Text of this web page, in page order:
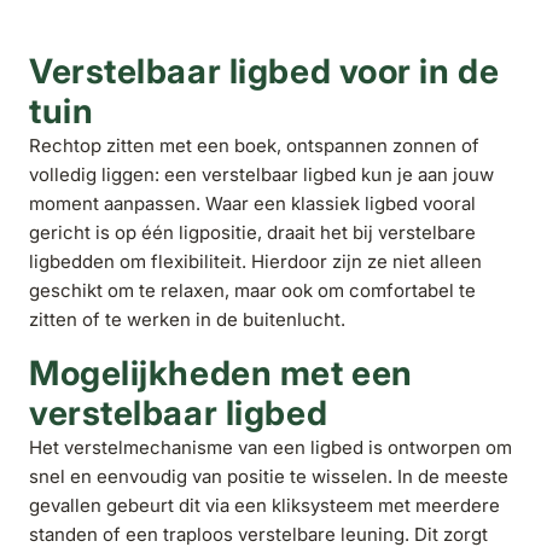
Verstelbaar ligbed voor in de
tuin
Rechtop zitten met een boek, ontspannen zonnen of
volledig liggen: een verstelbaar ligbed kun je aan jouw
moment aanpassen. Waar een klassiek ligbed vooral
gericht is op één ligpositie, draait het bij verstelbare
ligbedden om flexibiliteit. Hierdoor zijn ze niet alleen
geschikt om te relaxen, maar ook om comfortabel te
zitten of te werken in de buitenlucht.
Mogelijkheden met een
verstelbaar ligbed
Het verstelmechanisme van een ligbed is ontworpen om
snel en eenvoudig van positie te wisselen. In de meeste
gevallen gebeurt dit via een kliksysteem met meerdere
standen of een traploos verstelbare leuning. Dit zorgt